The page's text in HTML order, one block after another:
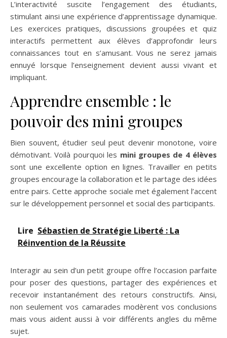
L’interactivité suscite l’engagement des étudiants,
stimulant ainsi une expérience d’apprentissage dynamique.
Les exercices pratiques, discussions groupées et quiz
interactifs permettent aux élèves d’approfondir leurs
connaissances tout en s’amusant. Vous ne serez jamais
ennuyé lorsque l’enseignement devient aussi vivant et
impliquant.
Apprendre ensemble : le
pouvoir des mini groupes
Bien souvent, étudier seul peut devenir monotone, voire
démotivant. Voilà pourquoi les mini groupes de 4 élèves
sont une excellente option en lignes. Travailler en petits
groupes encourage la collaboration et le partage des idées
entre pairs. Cette approche sociale met également l’accent
sur le développement personnel et social des participants.
Lire Sébastien de Stratégie Liberté : La
Réinvention de la Réussite
Interagir au sein d’un petit groupe offre l’occasion parfaite
pour poser des questions, partager des expériences et
recevoir instantanément des retours constructifs. Ainsi,
non seulement vos camarades modèrent vos conclusions
mais vous aident aussi à voir différents angles du même
sujet.